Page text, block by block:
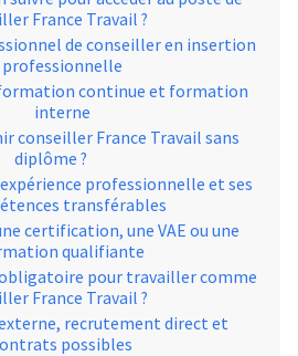
France Travail ?
de conseiller en insertion
professionnelle
continue et formation
interne
conseiller France Travail sans
diplôme ?
professionnelle et ses
transférables
certification, une VAE ou une
qualifiante
pour travailler comme
France Travail ?
recrutement direct et
possibles